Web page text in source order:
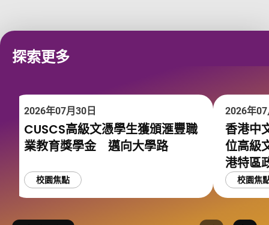
探索更多
2026年07月30日
CUSCS高級文憑學生獲頒滙豐職
業教育獎學金 邁向大學路
校園焦點
2026年
香港中
位高級
港特區
校園焦